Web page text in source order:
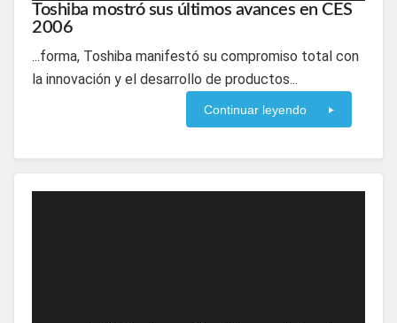
Toshiba mostró sus últimos avances en CES
2006
...forma, Toshiba manifestó su compromiso total con
la innovación y el desarrollo de productos...
Continuar leyendo